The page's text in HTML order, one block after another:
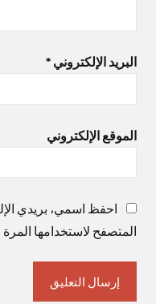
البريد الإلكتروني *
الموقع الإلكتروني
احفظ اسمي، بريدي
المتصفح لاستخدامها المرة